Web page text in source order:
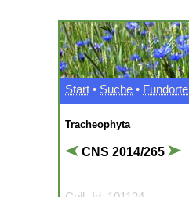
Start • Suche • Fundorte
Tracheophyta
CNS 2014/265